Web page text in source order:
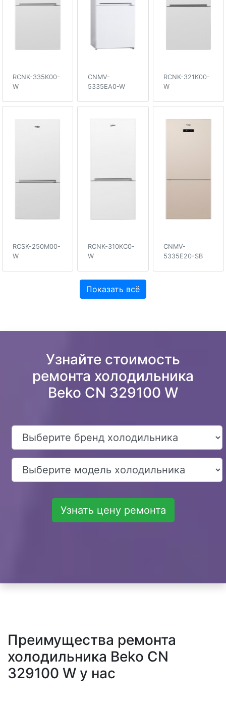
RCNK-335K00-
W
CNMV-
5335EA0-W
RCNK-321K00-
W
RCSK-250M00-
W
RCNK-310KC0-
W
CNMV-
5335E20-SB
Показать всё
Узнайте стоимость
ремонта холодильника
Beko CN 329100 W
Узнать цену ремонта
Преимущества ремонта
холодильника Beko CN
329100 W у нас